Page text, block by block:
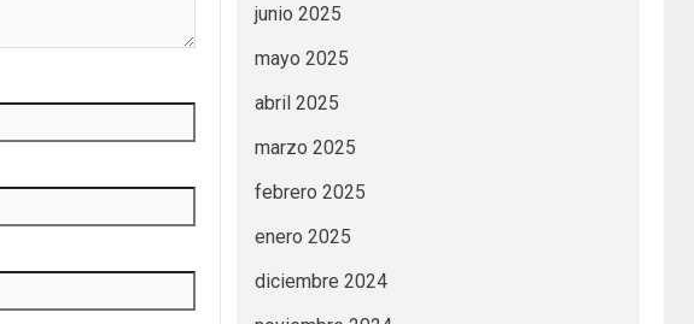
junio 2025
mayo 2025
abril 2025
marzo 2025
febrero 2025
enero 2025
diciembre 2024